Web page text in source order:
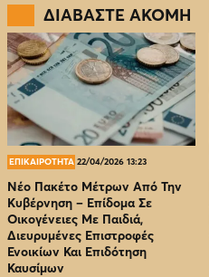
ΔΙΑΒΑΣΤΕ ΑΚΟΜΗ
ΕΠΙΚΑΙΡΟΤΗΤΑ 22/04/2026 13:23
Νέο Πακέτο Μέτρων Από Την
Κυβέρνηση – Επίδομα Σε
Οικογένειες Με Παιδιά,
Διευρυμένες Επιστροφές
Ενοικίων Και Επιδότηση
Καυσίμων